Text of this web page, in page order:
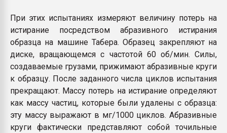
При этих испытаниях измеряют величину потерь на
истирание посредством абразивного истирания
образца на машине Табера. Образец закрепляют на
диске, вращающемся с частотой 60 об/мин. Силы,
создаваемые грузами, прижимают абразивные круги
к образцу. После заданного числа циклов испытания
прекращают. Массу потерь на истирание определяют
как массу частиц, которые были удалены с образца:
эту массу выражают в мг/1000 циклов. Абразивные
круги фактически представляют собой точильные